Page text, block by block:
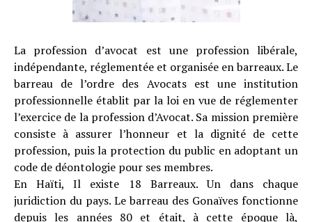
La profession d’avocat est une profession libérale,
indépendante, réglementée et organisée en barreaux. Le
barreau de l’ordre des Avocats est une institution
professionnelle établit par la loi en vue de réglementer
l’exercice de la profession d’Avocat. Sa mission première
consiste à assurer l’honneur et la dignité de cette
profession, puis la protection du public en adoptant un
code de déontologie pour ses membres.
En Haïti, Il existe 18 Barreaux. Un dans chaque
juridiction du pays. Le barreau des Gonaïves fonctionne
depuis les années 80 et était, à cette époque là,